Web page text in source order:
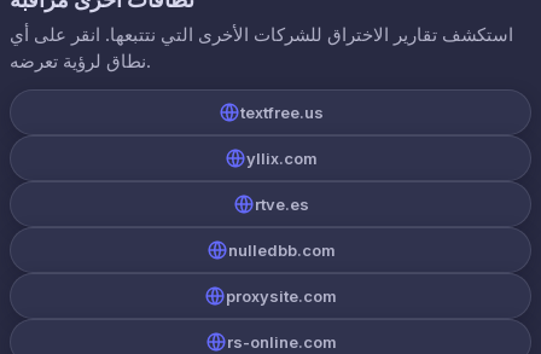
استكشف تقارير الاختراق للشركات الأخرى التي نتتبعها. انقر على أي
نطاق لرؤية تعرضه.
textfree.us
yllix.com
rtve.es
nulledbb.com
proxysite.com
rs-online.com